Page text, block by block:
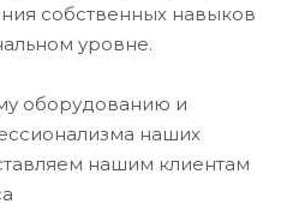
собственных навыков
уровне.
оборудованию и
наших
нашим клиентам